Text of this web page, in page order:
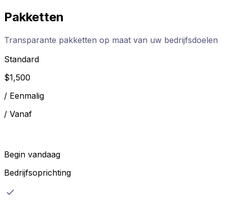
Pakketten
Transparante pakketten op maat van uw bedrijfsdoelen
Standard
$1,500
/ Eenmalig
/ Vanaf
Begin vandaag
Bedrijfsoprichting